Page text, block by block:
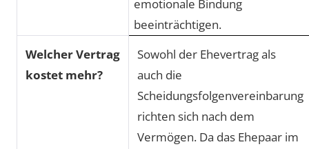
emotionale Bindung
beeinträchtigen.
Welcher Vertrag
kostet mehr?
Sowohl der Ehevertrag als
auch die
Scheidungsfolgenvereinbarung
richten sich nach dem
Vermögen. Da das Ehepaar im